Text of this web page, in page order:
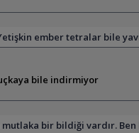
ember tetralar bile
bile indirmiyor
mutlaka bir bildiği vardır.